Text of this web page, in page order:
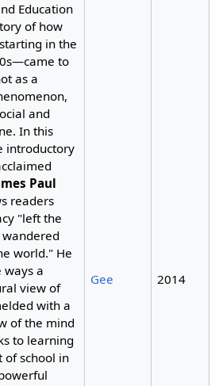
Education
of how
in the
to
as a
and
In this
introductory
Paul
readers
"left the
world." He
ways a
view of
with a
of the mind
to learning
of school in
Gee 2014